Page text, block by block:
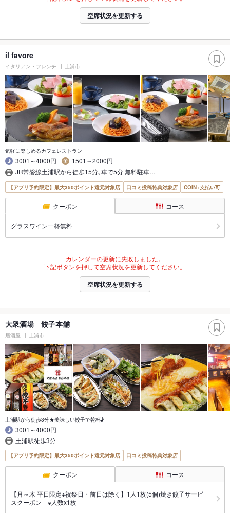
空席状況を更新する
il favore
イタリアン・フレンチ 土浦市
気軽に楽しめるカフェレストラン
3001～4000円
1501～2000円
JR常磐線土浦駅から徒歩15分､車で5分 無料駐車…
【アプリ予約限定】最大350ポイント還元対象店 口コミ投稿特典対象店 COIN+支払い可
クーポン コース
グラスワイン一杯無料
カレンダーの更新に失敗しました。
下記ボタンを押して空席状況を更新してください。
空席状況を更新する
大衆酒場 餃子本舗
居酒屋 土浦市
土浦駅から徒歩3分★美味しい餃子で乾杯♪
3001～4000円
土浦駅徒歩3分
【アプリ予約限定】最大350ポイント還元対象店 口コミ投稿特典対象店
クーポン コース
【月～木 平日限定※祝祭日・前日は除く】1人1枚(5個)焼き餃子サービ
スクーポン ※人数x1枚